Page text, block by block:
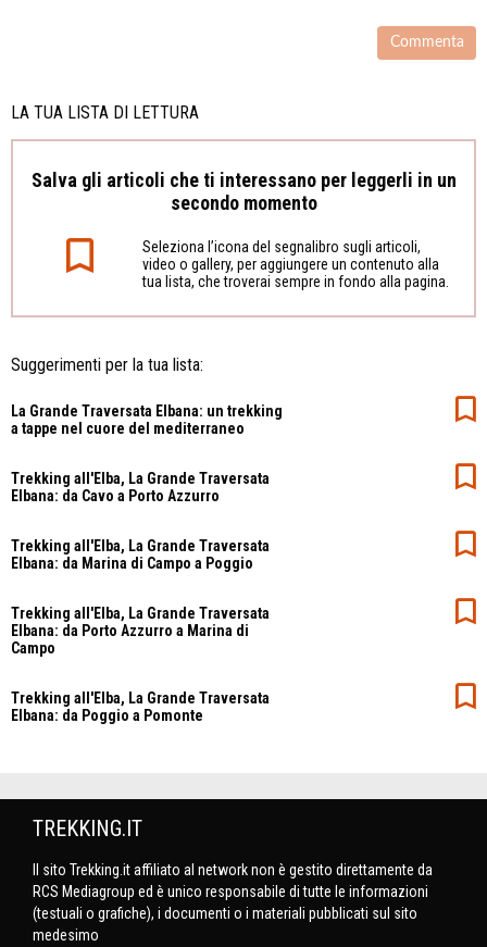
LA TUA LISTA DI LETTURA
Salva gli articoli che ti interessano per leggerli in un
secondo momento
Seleziona l’icona del segnalibro sugli articoli,
video o gallery, per aggiungere un contenuto alla
tua lista, che troverai sempre in fondo alla pagina.
Suggerimenti per la tua lista:
La Grande Traversata Elbana: un trekking
a tappe nel cuore del mediterraneo
Trekking all'Elba, La Grande Traversata
Elbana: da Cavo a Porto Azzurro
Trekking all'Elba, La Grande Traversata
Elbana: da Marina di Campo a Poggio
Trekking all'Elba, La Grande Traversata
Elbana: da Porto Azzurro a Marina di
Campo
Trekking all'Elba, La Grande Traversata
Elbana: da Poggio a Pomonte
TREKKING.IT
Il sito Trekking.it affiliato al network non è gestito direttamente da
RCS Mediagroup ed è unico responsabile di tutte le informazioni
(testuali o grafiche), i documenti o i materiali pubblicati sul sito
medesimo